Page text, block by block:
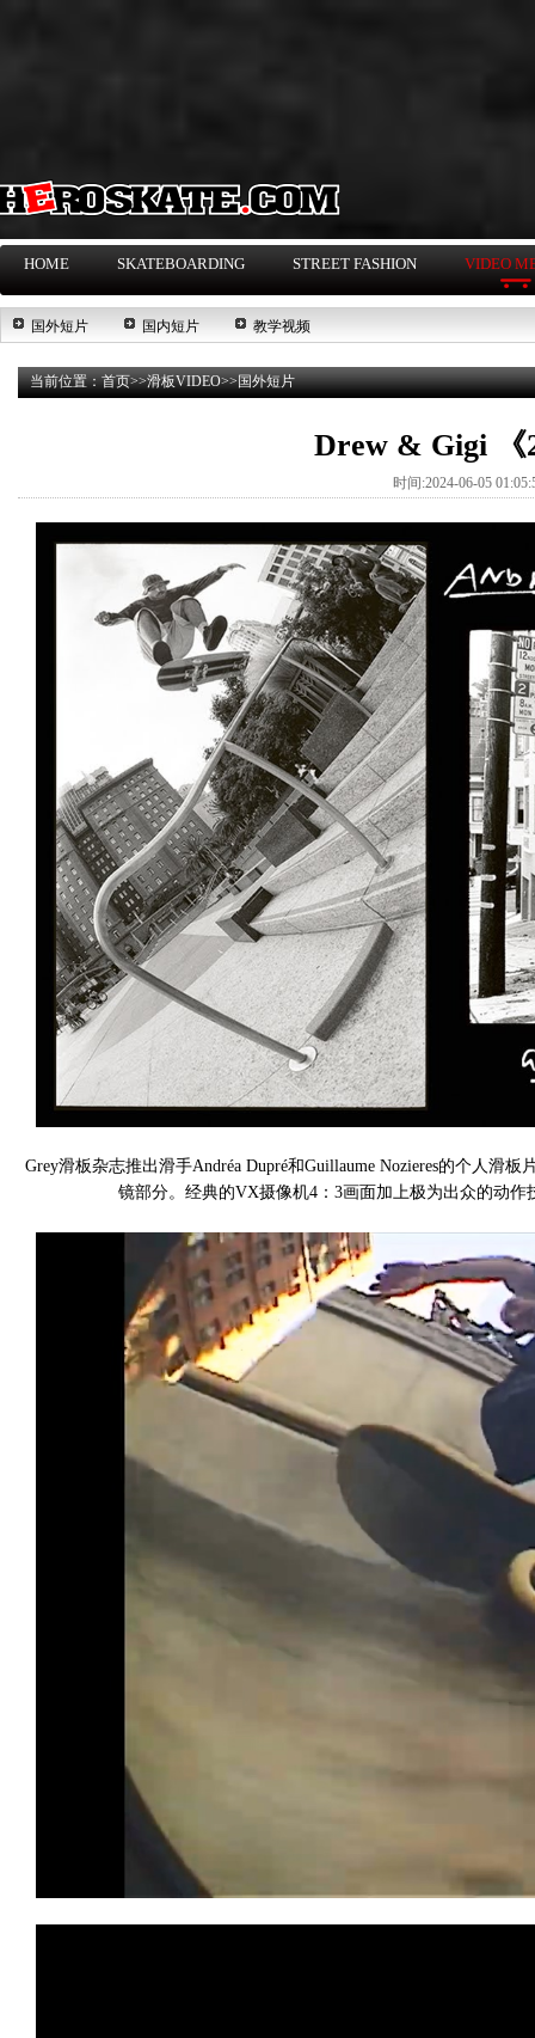
HOME SKATEBOARDING STREET FASHION VIDEO
国外短片 国内短片 教学视频
当前位置：首页>>滑板VIDEO>>国外短片
Drew & Gigi 《
时间:2024-06-05
Grey滑板杂志推出滑手Andréa Dupré和Guillaume Nozieres的个人滑
镜部分。经典的VX摄像机4：3画面加上极为出众的动